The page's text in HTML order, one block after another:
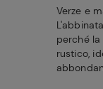
Verze e
perché
rustico,